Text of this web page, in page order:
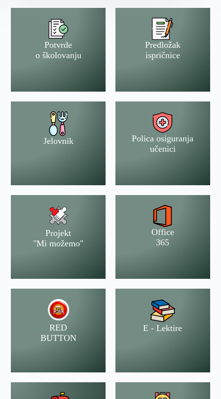
Potvrde
o školovanju
Predložak
ispričnice
Jelovnik
Polica osiguranja
učenici
Projekt
"Mi možemo"
Office
365
RED
BUTTON
E - Lektire